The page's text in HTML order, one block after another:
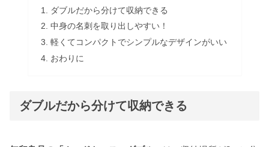
ダブルだから分けて収納できる
中身の名刺を取り出しやすい！
軽くてコンパクトでシンプルなデザインがいい
おわりに
ダブルだから分けて収納できる